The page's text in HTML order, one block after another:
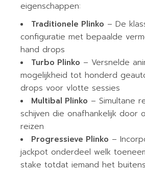
eigenschappen:
Traditionele Plinko – De
configuratie met bepaalde
hand drops
Turbo Plinko – Versnelde
mogelijkheid tot honderd
drops voor vlotte sessies
Multibal Plinko – Simultane
schijven die onafhankelijk door
reizen
Progressieve Plinko –
jackpot onderdeel welk
stake totdat iemand het